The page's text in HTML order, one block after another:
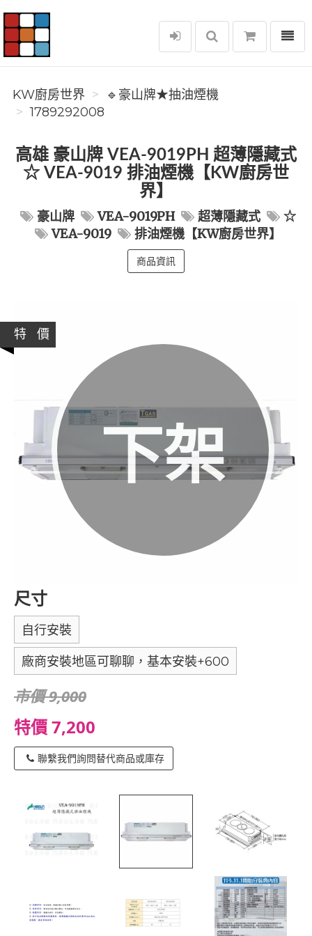
KW廚房世界
選單
KW廚房世界
🔹豪山牌★抽油煙機
1789292008
高雄 豪山牌 VEA-9019PH 超薄隱藏式
☆ VEA-9019 排油煙機【KW廚房世
界】
豪山牌 VEA-9019PH 超薄隱藏式
☆
VEA-9019
排油煙機【KW廚房世界】
商品資訊
下架
特 價
尺寸
自行安裝
廠商安裝地區可聊聊，基本安裝+600
市價 9,000
特價 7,200
聯繫我們詢問替代商品或庫存